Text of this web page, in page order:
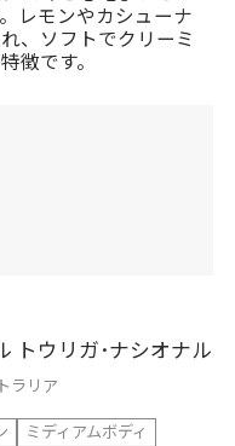
レモンやカシューナ
、ソフトでクリーミ
徴です。
トウリガ･ナシオナル
ラリア
ミディアムボディ